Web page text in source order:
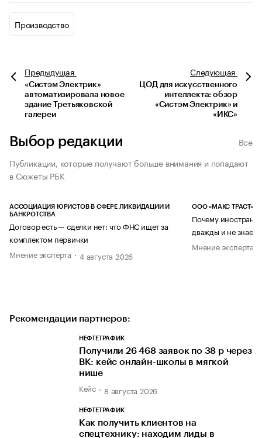
Производство
Предыдущая
«Систэм Электрик»
автоматизировала новое
здание Третьяковской
галереи
Следующая
ЦОД для искусственного
интеллекта: обзор
«Систэм Электрик» и
«ИКС»
Выбор редакции
Все
Публикации, которые получают больше внимания и попадают
в Сюжеты РБК
АССОЦИАЦИЯ ЮРИСТОВ В СФЕРЕ ЛИКВИДАЦИИ И
БАНКРОТСТВА
Договор есть — сделки нет: что ФНС ищет за
комплектом первички
Мнение эксперта
4 августа 2026
ООО «МАКС ТРАСТ»
Почему
дважды и не знает
Мнение эксперта
Рекомендации партнеров:
НЕФТЕТРАФИК
Получили 26 468 заявок по 38 р через
ВК: кейс онлайн-школы в мягкой
нише
Кейс 8 августа 2026
НЕФТЕТРАФИК
Как получить клиентов на
спецтехнику: находим лиды в